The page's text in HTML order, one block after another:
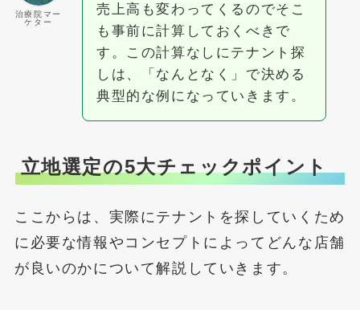
治療院マー
ケター
売上高も変わってくるのでそこ
も事前に計算しておくべきで
す。この計算なしにテナント探
しは、「なんとなく」で決める
典型的な例になっていきます。
立地選定の5大チェックポイント
ここからは、実際にテナントを探していくため
に必要な情報やコンセプトによってどんな店舗
が良いのかについて解説していきます。